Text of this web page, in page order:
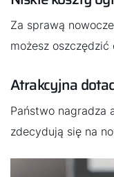
Za sprawą
możesz
odpowiednio
źródło ciepła nie
potrzeba, nie ma
Atrakcyjna
Państwo nagradza
zdecydują się na
koszty inwestycji